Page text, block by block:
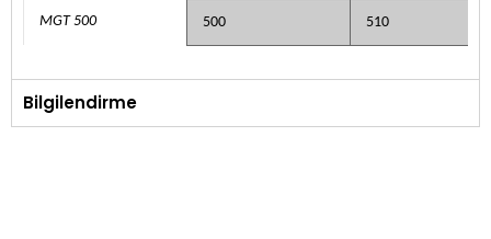
MGT 500 500 510
Bilgilendirme